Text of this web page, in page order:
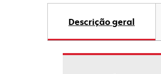
Descrição geral